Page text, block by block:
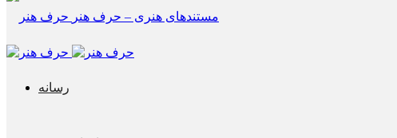
مستندهای هنری – حرف هنر
رسانه